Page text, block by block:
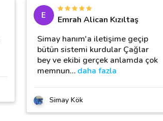
E
Emrah Alican Kızıltaş
Simay hanım'a iletişime geçip
bütün sistemi kurdular Çağlar
bey ve ekibi gerçek anlamda çok
memnun… daha fazla
Simay Kök